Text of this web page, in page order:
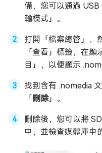
備，您可以通過
輸模式」。
打開「檔案總管」，
「查看」標籤，在
目」，以便顯示
找到含有 .nomedia
「刪除」。
刪除後，您可以將
中，並檢查媒體庫中